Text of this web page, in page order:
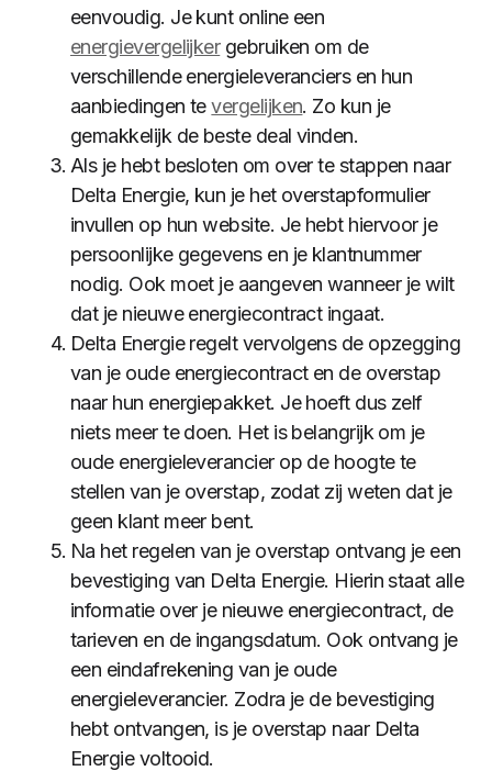
eenvoudig. Je kunt online een
energievergelijkergebruiken om de
verschillende energieleveranciers en hun
aanbiedingen tevergelijken. Zo kun je
gemakkelijk de beste deal vinden.
Als je hebt besloten om over te stappen naar
Delta Energie, kun je het overstapformulier
invullen op hun website. Je hebt hiervoor je
persoonlijke gegevens en je klantnummer
nodig. Ook moet je aangeven wanneer je wilt
dat je nieuwe energiecontract ingaat.
Delta Energie regelt vervolgens de opzegging
van je oude energiecontract en de overstap
naar hun energiepakket. Je hoeft dus zelf
niets meer te doen. Het is belangrijk om je
oude energieleverancier op de hoogte te
stellen van je overstap, zodat zij weten dat je
geen klant meer bent.
Na het regelen van je overstap ontvang je een
bevestiging van Delta Energie. Hierin staat alle
informatie over je nieuwe energiecontract, de
tarieven en de ingangsdatum. Ook ontvang je
een eindafrekening van je oude
energieleverancier. Zodra je de bevestiging
hebt ontvangen, is je overstap naar Delta
Energie voltooid.